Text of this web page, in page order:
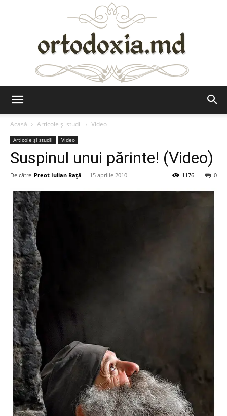
Acasă
Articole şi studii Video
Articole şi studii Video
Suspinul unui părinte! (Video)
De către Preot Iulian Raţă - 15 aprilie 2010 0
1176